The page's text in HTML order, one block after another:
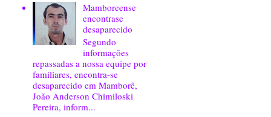
Mamboreense
encontrase
desaparecido
Segundo
informações
repassadas a nossa equipe por
familiares, encontra-se
desaparecido em Mamborê,
João Anderson Chimiloski
Pereira, inform...